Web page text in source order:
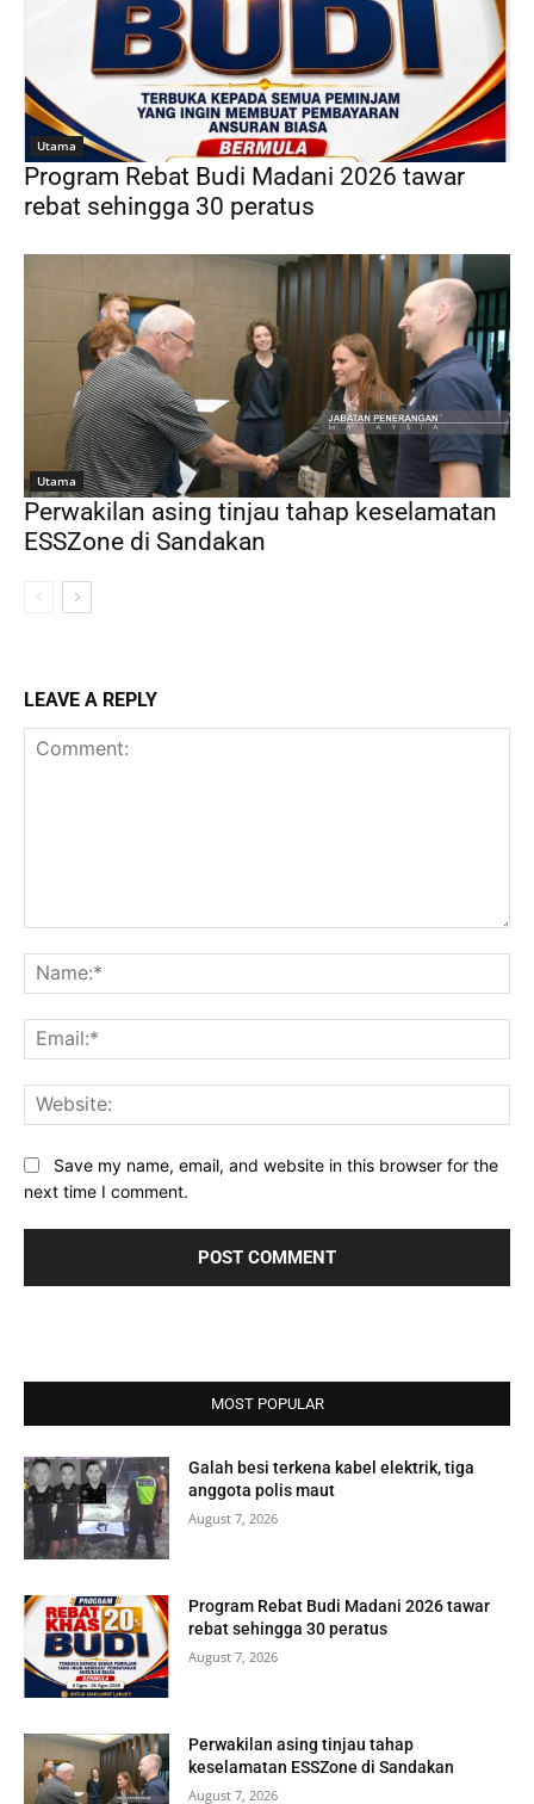
Utama
Program Rebat Budi Madani 2026 tawar
rebat sehingga 30 peratus
Utama
Perwakilan asing tinjau tahap keselamatan
ESSZone di Sandakan
LEAVE A REPLY
Save my name, email, and website in this browser for the
next time I comment.
MOST POPULAR
Galah besi terkena kabel elektrik, tiga
anggota polis maut
August 7, 2026
Program Rebat Budi Madani 2026 tawar
rebat sehingga 30 peratus
August 7, 2026
Perwakilan asing tinjau tahap
keselamatan ESSZone di Sandakan
August 7, 2026